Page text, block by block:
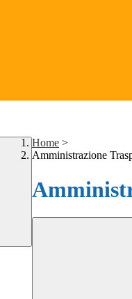
Home >
Amministrazione